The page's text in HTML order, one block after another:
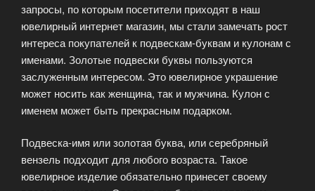
запросы, по которым посетители приходят в наш
ювелирный интернет магазин, мы стали замечать рост
интереса покупателей к подвескам-буквам и кулонам с
именами. Золотые подвески буквы пользуются
заслуженным интересом. Это ювелирное украшение
может носить как женщина, так и мужчина. Кулон с
именем может быть прекрасным подарком.
Подвеска-имя или золотая буква, или серебряный
вензель подходит для любого возраста. Такое
ювелирное изделие обязательно принесет своему